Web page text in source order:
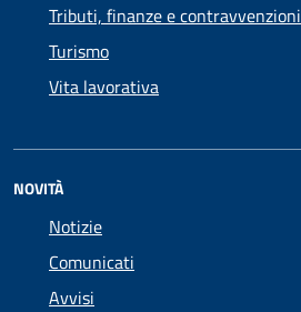
Tributi, finanze e contravvenzioni
Turismo
Vita lavorativa
NOVITÀ
Notizie
Comunicati
Avvisi